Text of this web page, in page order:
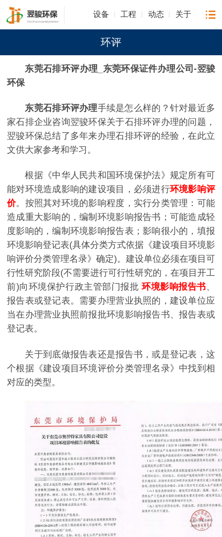
设备 工程 动态 关于
环评
东莞石排环评办理 _东莞环保证件办理公司-翌骏
环保
东莞石排环评办理手续是怎么样的？针对最近多
家石排企业咨询翌骏环保关于石排环评办理的问题，
翌骏环保总结了多年来办理石排环评的经验，在此立
文供大家参考和学习。
根据《中华人民共和国环境保护法》规定所有可
能对环境造成影响的建设项目，必须进行环境影响评
价。按照其对环境的影响程度，实行分类管理：可能
造成重大影响的，编制环境影响报告书；可能造成轻
度影响的，编制环境影响报告表；影响很小的，填报
环境影响登记表(具体分类方式依据《建设项目环境影
响评价分类管理名录》确定)。建设单位必须在项目可
行性研究阶段(不需要进行可行性研究的，在项目开工
前)向环境保护行政主管部门报批环境影响报告书、
报告表或登记表。需要办理营业执照的，建设单位应
当在办理营业执照前报批环境影响报告书、报告表或
登记表。
关于到底做报告表还是报告书，或是登记表，这
个根据《建设项目环境评价分类管理名录》中找到相
对应的类型。